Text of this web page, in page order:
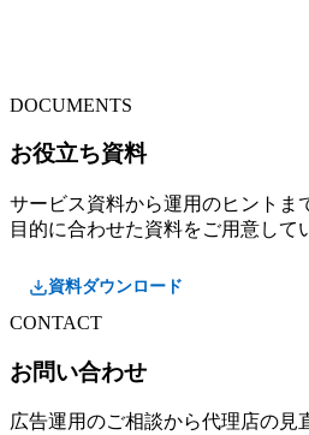
DOCUMENTS
お役立ち資料
サービス資料から運用のヒントま
目的に合わせた資料をご用意して
資料ダウンロード
CONTACT
お問い合わせ
広告運用のご相談から代理店の見